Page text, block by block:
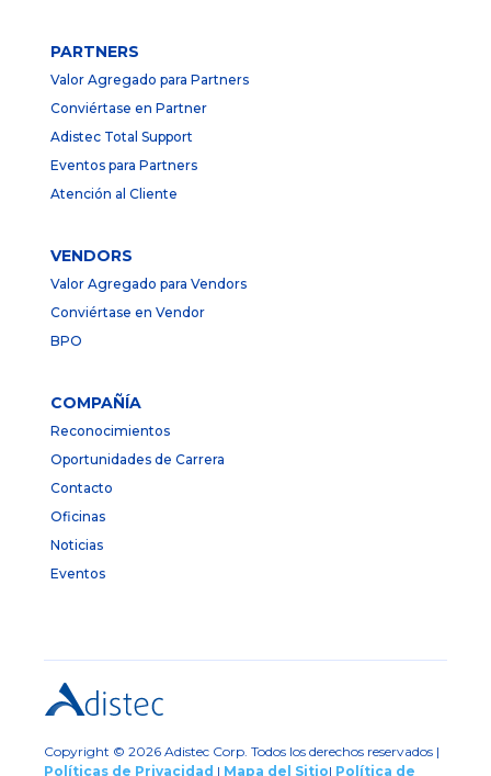
PARTNERS
Valor Agregado para Partners
Conviértase en Partner
Adistec Total Support
Eventos para Partners
Atención al Cliente
VENDORS
Valor Agregado para Vendors
Conviértase en Vendor
BPO
COMPAÑÍA
Reconocimientos
Oportunidades de Carrera
Contacto
Oficinas
Noticias
Eventos
Copyright © 2026 Adistec Corp. Todos los derechos reservados |
Políticas de Privacidad | Mapa del Sitio| Política de